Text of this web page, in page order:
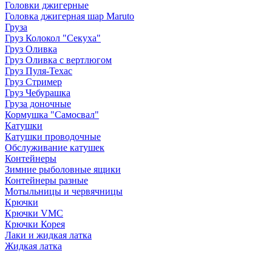
Головки джигерные
Головка джигерная шар Maruto
Груза
Груз Колокол "Секуха"
Груз Оливка
Груз Оливка с вертлюгом
Груз Пуля-Техас
Груз Стример
Груз Чебурашка
Груза доночные
Кормушка "Самосвал"
Катушки
Катушки проводочные
Обслуживание катушек
Контейнеры
Зимние рыболовные ящики
Контейнеры разные
Мотыльницы и червячницы
Крючки
Крючки VMC
Крючки Корея
Лаки и жидкая латка
Жидкая латка